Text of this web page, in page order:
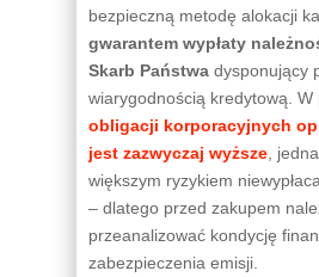
bezpieczną metodę alokacji
gwarantem wypłaty
Skarb Państwa dysponujący
wiarygodnością kredytową. W
obligacji korporacyjnych
jest zazwyczaj wyższe ,
większym ryzykiem
– dlatego przed zakupem
przeanalizować kondycję
zabezpieczenia emisji.